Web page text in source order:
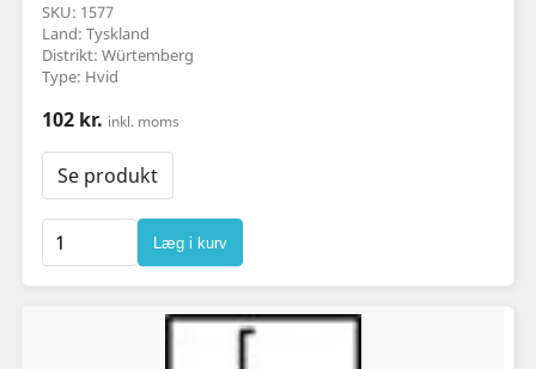
SKU: 1577
Land: Tyskland
Distrikt: Würtemberg
Type: Hvid
102 kr. inkl. moms
Se produkt
Læg i kurv